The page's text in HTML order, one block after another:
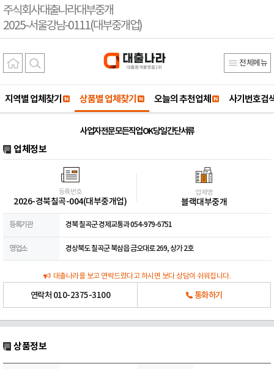
주식회사대출나라대부중개
2025-서울강남-0111(대부중개업)
전체메뉴
지역별 업체찾기 상품별 업체찾기 오늘의 추천업체 사기번호검
사업자 전문 모든직업 OK 당일 간단서류
업체정보
등록번호
2026-경북칠곡-004(대부중개업)
업체명
블랙대부중개
등록기관 경북 칠곡군 경제교통과 054-979-6751
영업소 경상북도 칠곡군 북삼읍 금오대로 269, 상가 2호
대출나라를 보고 연락드렸다고 하시면 보다 상담이 쉬워집니다.
연락처 010-2375-3100 통화하기
상품정보